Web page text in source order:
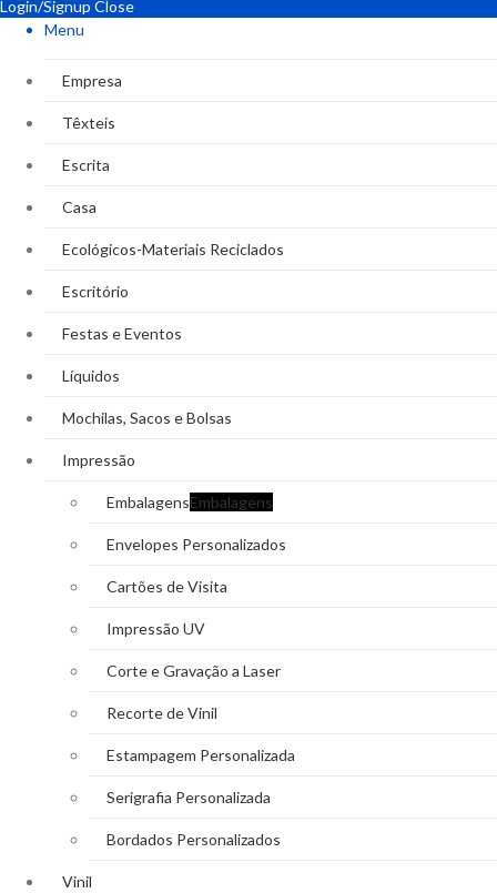
Login/Signup Close
Menu
Empresa
Têxteis
Escrita
Casa
Ecológicos-Materiais Reciclados
Escritório
Festas e Eventos
Líquidos
Mochilas, Sacos e Bolsas
Impressão
EmbalagensEmbalagens
Envelopes Personalizados
Cartões de Visita
Impressão UV
Corte e Gravação a Laser
Recorte de Vinil
Estampagem Personalizada
Serigrafia Personalizada
Bordados Personalizados
Vinil